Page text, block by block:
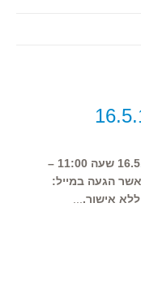
ישיבת וועד ארגון ועמותה ביום חמישי 16.5.19 שעה 11:00 –
הגעה במייל:
אישור.